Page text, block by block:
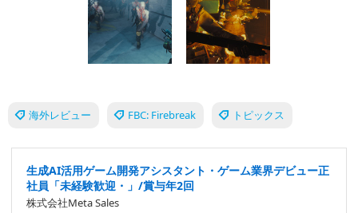
海外レビュー FBC: Firebreak トピックス
生成AI活用ゲーム開発アシスタント・ゲーム業界デビュー正
社員「未経験歓迎・」/賞与年2回
株式会社Meta Sales